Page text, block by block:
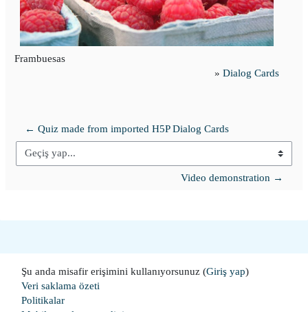
Frambuesas
» Dialog Cards
← Quiz made from imported H5P Dialog Cards
Geçiş yap...
Video demonstration →
Şu anda misafir erişimini kullanıyorsunuz (Giriş yap)
Veri saklama özeti
Politikalar